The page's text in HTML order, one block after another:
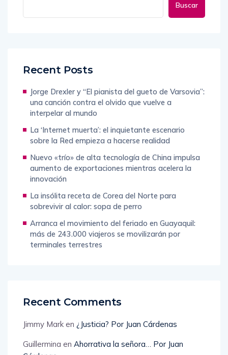
Buscar
Recent Posts
Jorge Drexler y “El pianista del gueto de Varsovia”:
una canción contra el olvido que vuelve a
interpelar al mundo
La ‘Internet muerta’: el inquietante escenario
sobre la Red empieza a hacerse realidad
Nuevo «trío» de alta tecnología de China impulsa
aumento de exportaciones mientras acelera la
innovación
La insólita receta de Corea del Norte para
sobrevivir al calor: sopa de perro
Arranca el movimiento del feriado en Guayaquil:
más de 243.000 viajeros se movilizarán por
terminales terrestres
Recent Comments
Jimmy Mark en ¿Justicia? Por Juan Cárdenas
Guillermina en Ahorrativa la señora… Por Juan